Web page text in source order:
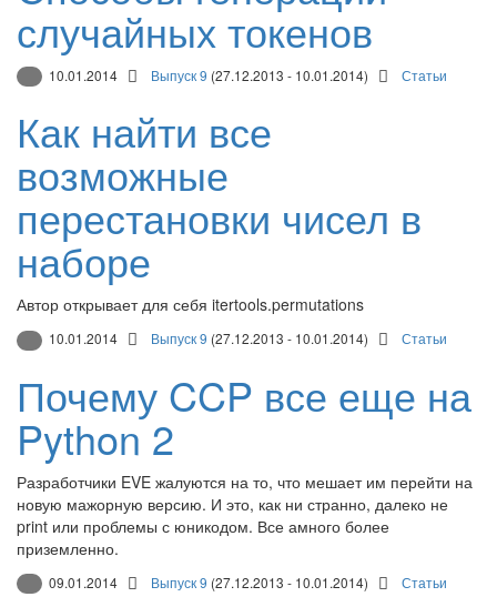
случайных токенов
10.01.2014 Выпуск 9 (27.12.2013 - 10.01.2014) Статьи
Как найти все
возможные
перестановки чисел в
наборе
Автор открывает для себя itertools.permutations
10.01.2014 Выпуск 9 (27.12.2013 - 10.01.2014) Статьи
Почему CCP все еще на
Python 2
Разработчики EVE жалуются на то, что мешает им перейти на
новую мажорную версию. И это, как ни странно, далеко не
print или проблемы с юникодом. Все амного более
приземленно.
09.01.2014 Выпуск 9 (27.12.2013 - 10.01.2014) Статьи